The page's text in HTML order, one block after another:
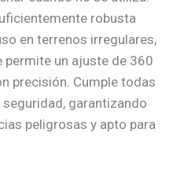
robusta
en terrenos irregulares,
permite un ajuste de 360
precisión. Cumple todas
garantizando
peligrosas y apto para